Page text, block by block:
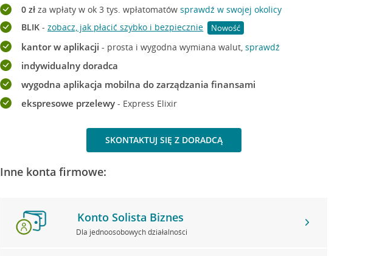
0 zł za wpłaty w ok 3 tys. wpłatomatówsprawdź w swojej okolicy
BLIK -zobacz, jak płacić szybko i bezpiecznie Nowość
kantor w aplikacji - prosta i wygodna wymiana walut,sprawdź
indywidualny doradca
wygodna aplikacja mobilna do zarządzania finansami
ekspresowe przelewy - Express Elixir
SKONTAKTUJ SIĘ Z DORADCĄ
Inne konta firmowe:
Konto Solista Biznes
Dla jednoosobowych działalności